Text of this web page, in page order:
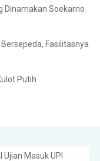
Dinamakan Soekarno
Fasilitasnya
Putih
Masuk UPI